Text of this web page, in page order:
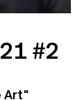
#2
Art"